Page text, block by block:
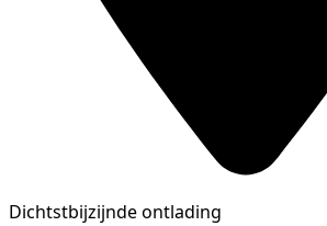
Dichtstbijzijnde ontlading